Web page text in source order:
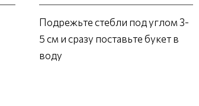
Подрежьте стебли под углом 3-
5 см и сразу поставьте букет в
воду